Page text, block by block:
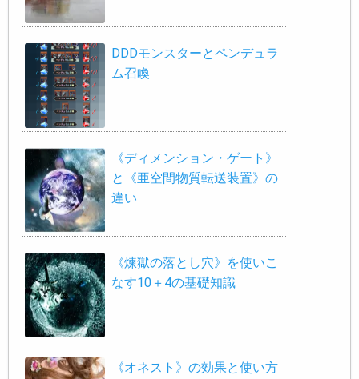
DDDモンスターとペンデュラ
ム召喚
《ディメンション・ゲート》
と《亜空間物質転送装置》の
違い
《煉獄の落とし穴》を使いこ
なす10＋4の基礎知識
《オネスト》の効果と使い方